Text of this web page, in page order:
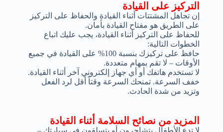
التركيز على القيادة
إن تجاهل المشتتات أثناء القيادة والحفاظ على التركيز
على الطريق هو مفتاح القيادة بأمان.
للحفاظ على التركيز أثناء القيادة، يجب عليك اتباع
الخطوات التالية:
حافظ على تركيزك بنسبة 100% على القيادة في جميع
الأوقات – لا تقم بمهام متعددة.
لا تستخدم هاتفك أو أي جهاز إلكتروني آخر أثناء القيادة.
خفف السرعة. تمنحك السرعة وقتاً أقل لرد الفعل
وتزيد من شدة الحادث.
المزيد من نصائح السلامة أثناء القيادة